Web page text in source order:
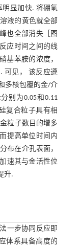
明显加快. 将硼氢
液的黄色就全部
也全部消失［
图
应时间之间的线
基苯胺的浓度，
可见， 该反应遵
多核包覆的金/介
分别为0.05和0.11
复合粒子具有相
粒子数目的增多
提高单位时间内
布在介孔表面，
速其与金活性位
升.
一步协同反应即
体系具备高度的